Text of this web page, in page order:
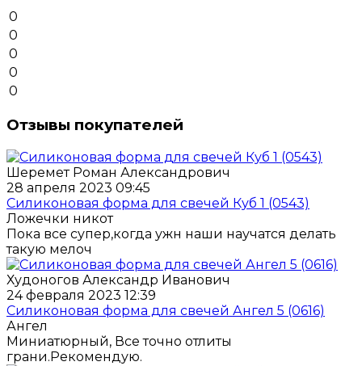
0
0
0
0
0
Отзывы покупателей
Шеремет Роман Александрович
28 апреля 2023 09:45
Силиконовая форма для свечей Куб 1 (0543)
Ложечки никот
Пока все супер,когда ужн наши научатся делать
такую мелоч
Худоногов Александр Иванович
24 февраля 2023 12:39
Силиконовая форма для свечей Ангел 5 (0616)
Ангел
Миниатюрный, Все точно отлиты
грани.Рекомендую.